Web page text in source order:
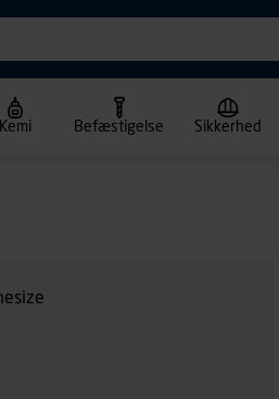
Kemi Befæstigelse Sikkerhed